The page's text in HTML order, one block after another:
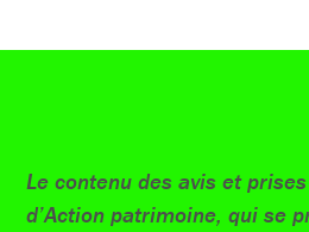
Le contenu des avis et
d’Action patrimoine, qui se